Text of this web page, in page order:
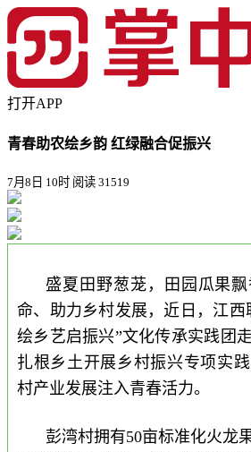
打开APP
青春助农绘乡韵 红绿融合促振兴
7月8日 10时 阅读 31519
盛夏田野葱茏，田园瓜果
命、助力乡村发展，近日，江西
绘乡艺启振兴”文化传承实践团
扎根乡土开展乡村振兴专项实
村产业发展注入青春活力。
彭湾村拥有50亩标准化火龙